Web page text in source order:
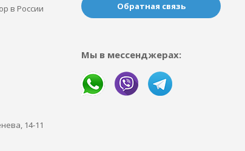
в России
14-11
Обратная связь
Мы в мессенджерах: